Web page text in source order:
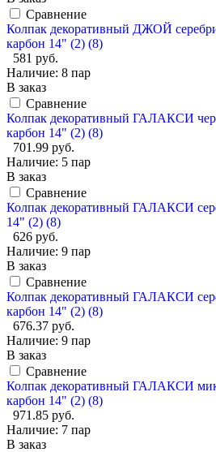
Сравнение
Колпак декоративный ДЖОЙ
карбон 14" (2) (8)
581 руб.
Наличие: 8 пар
В заказ
Сравнение
Колпак декоративный ГАЛАКСИ
карбон 14" (2) (8)
701.99 руб.
Наличие: 5 пар
В заказ
Сравнение
Колпак декоративный ГАЛАКСИ
14" (2) (8)
626 руб.
Наличие: 9 пар
В заказ
Сравнение
Колпак декоративный ГАЛАКСИ
карбон 14" (2) (8)
676.37 руб.
Наличие: 9 пар
В заказ
Сравнение
Колпак декоративный ГАЛАКСИ
карбон 14" (2) (8)
971.85 руб.
Наличие: 7 пар
В заказ